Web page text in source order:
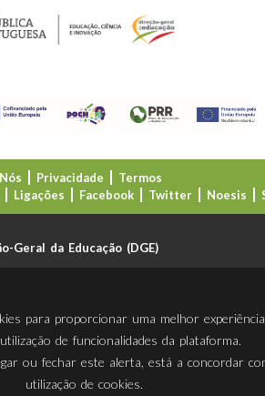
Privacidade
Termos
Ligações Facebook Twitter Noesis
Geral da Educação (DGE)
para proporcionar uma melhor
de funcionalidades da plataforma.
ou fechar este alerta, está a concordar
utilização de cookies.